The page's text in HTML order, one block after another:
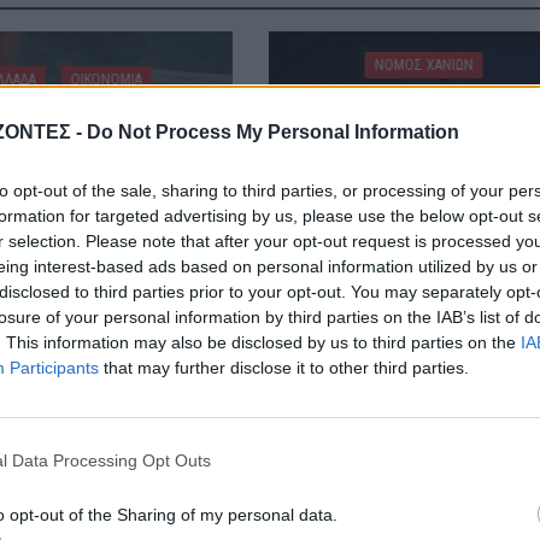
- Do Not Process My Personal Information
opt-out of the sale, sharing to third parties, or processing of your
for targeted advertising by us, please use the below opt-out
selection. Please note that after your opt-out request is processed
interest-based ads based on personal information utilized by us
to third parties prior to your opt-out. You may separately
of your personal information by third parties on the IAB’s list of
This information may also be disclosed by us to third parties on the
Participants that may further disclose it to other third parties.
Data Processing Opt Outs
opt-out of the Sharing of my personal data.
ΟΙΚΟΝΟΜΙΑ
έως 86.000
9 Αυγούστου 2026
ΝΟΜΌΣ ΧΑΝΊΩΝ
Χανίων: 24χρονος
έσωσαν οι φωνές της!
9 Αυγούστου 2026